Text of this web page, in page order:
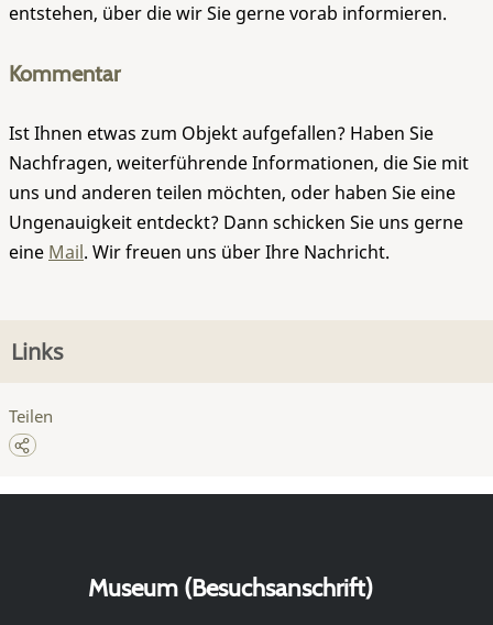
entstehen, über die wir Sie gerne vorab informieren.
Kommentar
Ist Ihnen etwas zum Objekt aufgefallen? Haben Sie
Nachfragen, weiterführende Informationen, die Sie mit
uns und anderen teilen möchten, oder haben Sie eine
Ungenauigkeit entdeckt? Dann schicken Sie uns gerne
eine Mail. Wir freuen uns über Ihre Nachricht.
Links
Teilen
Museum (Besuchsanschrift)